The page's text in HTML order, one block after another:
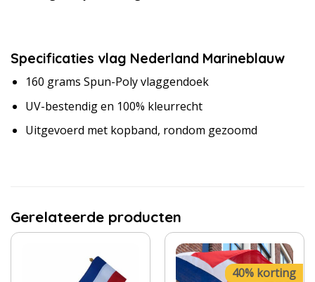
Specificaties vlag Nederland Marineblauw
160 grams Spun-Poly vlaggendoek
UV-bestendig en 100% kleurrecht
Uitgevoerd met kopband, rondom gezoomd
Gerelateerde producten
40% korting